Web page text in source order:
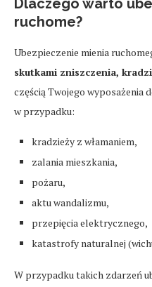
Dlaczego warto
ruchome?
Ubezpieczenie mienia
skutkami zniszczenia,
częścią Twojego wyposażenia
w przypadku:
kradzieży z włamaniem,
zalania mieszkania,
pożaru,
aktu wandalizmu,
przepięcia elektrycznego,
katastrofy naturalnej
W przypadku takich zdarzeń